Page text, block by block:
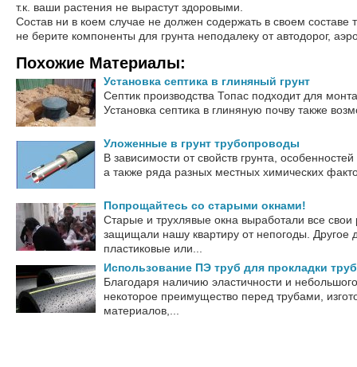
т.к. ваши растения не вырастут здоровыми.
Состав ни в коем случае не должен содержать в своем составе
не берите компоненты для грунта неподалеку от автодорог,
Похожие Материалы:
Установка септика в глиняный грунт
Септик производства Топас подходит для
Установка септика в глиняную почву также
Уложенные в грунт трубопроводы
В зависимости от свойств грунта,
а также ряда разных местных химических
Попрощайтесь со старыми окнами!
Старые и трухлявые окна выработали все
защищали нашу квартиру от непогоды. Другое
пластиковые или...
Использование ПЭ труб для прокладки
Благодаря наличию эластичности и
некоторое преимущество перед трубами,
материалов,...